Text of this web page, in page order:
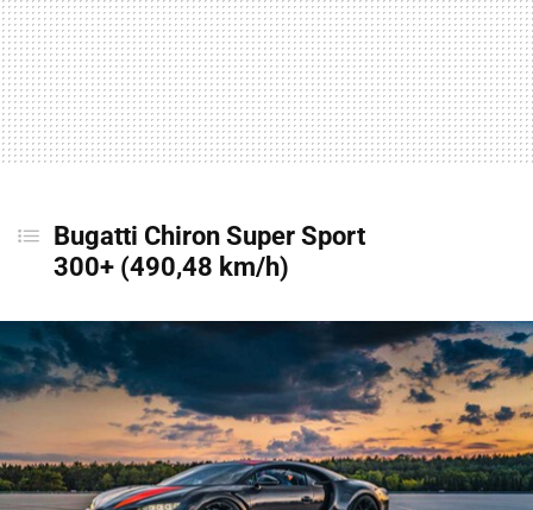
Bugatti Chiron Super Sport
300+ (490,48 km/h)